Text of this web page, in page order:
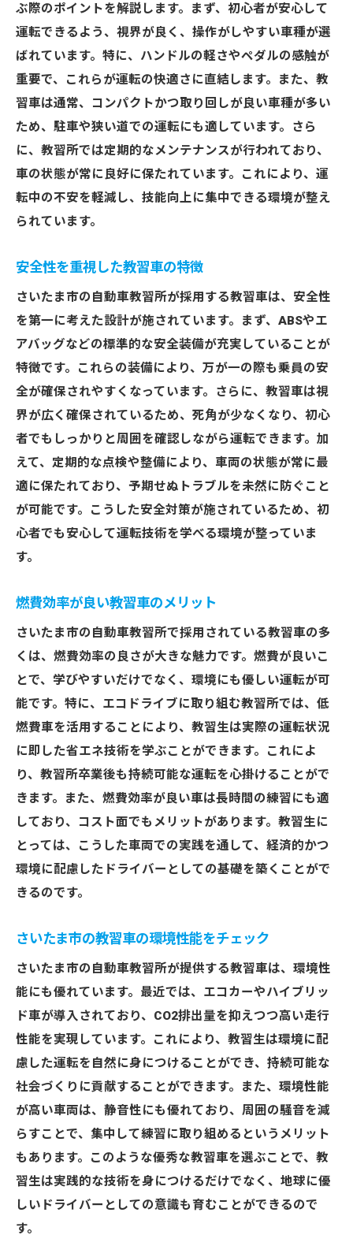
さいたま市の教習車での安全装置の導入例
快適なドライブをサポートするインテリア
さいたま市の教習所で人気の教習車を徹底調査
口コミで評判の良い教習車一覧
教習生が評価する使いやすい教習車
最新モデルの教習車の特徴
安心感を与える教習車の選び方
さいたま市の教習所での人気車種ランキン
教習車がもたらす安心感！さいたま市の自動車
教習所の魅力
安全性能が高い教習車のメリット
信頼のあるメンテナンス体制の導入
教習中のトラブルを防ぐための取り組み
さいたま市の教習所での安全講習の重要性
安心して運転技術を磨ける理由
自動車教習所で使われる教習車の最新機能をチ
ェック
最新テクノロジーを搭載した教習車
教習車の自動運転補助機能とは
さいたま市の教習所で体験できる新技術
未来の教習車に期待される機能
さいたま市で教習車が充実した自動車教習所を
選ぶ理由
教習車のラインナップが豊富な教習所
多様なニーズに応える教習車の選択肢
さいたま市の教習所でのカスタマイズオプ
ション
教習車の充実度がもたらす学びの効果
教習車のメンテナンス体制を探る！さいたま市
の自動車教習所
定期的なメンテナンスで安全を確保
プロフェッショナルによる教習車の点検
さいたま市の教習所でのメンテナンス事例
教習車の寿命を延ばすための工夫
教習生も学べる簡単なメンテナンス方法
安心と信頼のあるメンテナンス体制の実現
教習車の選び方で失敗しないために
ぶ際のポイントを解説します。まず、初心者が安心して
運転できるよう、視界が良く、操作がしやすい車種が選
ばれています。特に、ハンドルの軽さやペダルの感触が
重要で、これらが運転の快適さに直結します。また、教
習車は通常、コンパクトかつ取り回しが良い車種が多い
ため、駐車や狭い道での運転にも適しています。さら
に、教習所では定期的なメンテナンスが行われており、
車の状態が常に良好に保たれています。これにより、運
転中の不安を軽減し、技能向上に集中できる環境が整え
られています。
安全性を重視した教習車の特徴
さいたま市の自動車教習所が採用する教習車は、安全性
を第一に考えた設計が施されています。まず、ABSやエ
アバッグなどの標準的な安全装備が充実していることが
特徴です。これらの装備により、万が一の際も乗員の安
全が確保されやすくなっています。さらに、教習車は視
界が広く確保されているため、死角が少なくなり、初心
者でもしっかりと周囲を確認しながら運転できます。加
えて、定期的な点検や整備により、車両の状態が常に最
適に保たれており、予期せぬトラブルを未然に防ぐこと
が可能です。こうした安全対策が施されているため、初
心者でも安心して運転技術を学べる環境が整っていま
す。
燃費効率が良い教習車のメリット
さいたま市の自動車教習所で採用されている教習車の多
くは、燃費効率の良さが大きな魅力です。燃費が良いこ
とで、学びやすいだけでなく、環境にも優しい運転が可
能です。特に、エコドライブに取り組む教習所では、低
燃費車を活用することにより、教習生は実際の運転状況
に即した省エネ技術を学ぶことができます。これによ
り、教習所卒業後も持続可能な運転を心掛けることがで
きます。また、燃費効率が良い車は長時間の練習にも適
しており、コスト面でもメリットがあります。教習生に
とっては、こうした車両での実践を通して、経済的かつ
環境に配慮したドライバーとしての基礎を築くことがで
きるのです。
さいたま市の教習車の環境性能をチェック
さいたま市の自動車教習所が提供する教習車は、環境性
能にも優れています。最近では、エコカーやハイブリッ
ド車が導入されており、CO2排出量を抑えつつ高い走行
性能を実現しています。これにより、教習生は環境に配
慮した運転を自然に身につけることができ、持続可能な
社会づくりに貢献することができます。また、環境性能
が高い車両は、静音性にも優れており、周囲の騒音を減
らすことで、集中して練習に取り組めるというメリット
もあります。このような優秀な教習車を選ぶことで、教
習生は実践的な技術を身につけるだけでなく、地球に優
しいドライバーとしての意識も育むことができるので
す。